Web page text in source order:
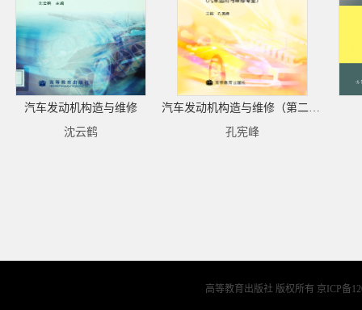
汽车发动机构造与维修
沈云鹤
汽车发动机构造与维修（第二版）（配盘）
孔宪峰
高等教育出版社 版权所有 京ICP备